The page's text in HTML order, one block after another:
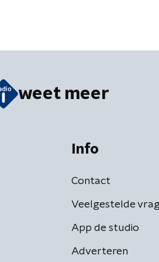
weet meer
Info
Contact
Veelgestelde
App de studio
Adverteren